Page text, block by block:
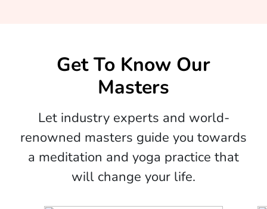
Get To Know Our
Masters
Let industry experts and world-
renowned masters guide you towards
a meditation and yoga practice that
will change your life.